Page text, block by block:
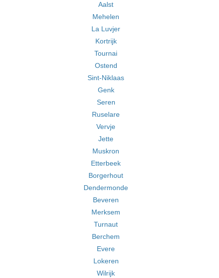
Aalst
Mehelen
La Luvjer
Kortrijk
Tournai
Ostend
Sint-Niklaas
Genk
Seren
Ruselare
Vervje
Jette
Muskron
Etterbeek
Borgerhout
Dendermonde
Beveren
Merksem
Turnaut
Berchem
Evere
Lokeren
Wilrijk